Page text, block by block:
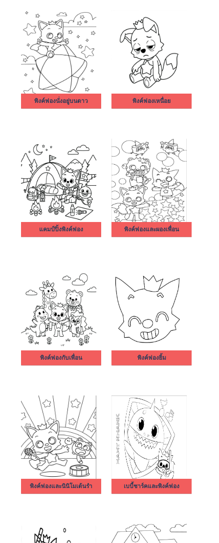
พิงค์ฟองนั่งอยู่บนดาว พิงค์ฟองเหนื่อย
แคมป์ปิ้งพิงค์ฟอง พิงค์ฟองและผองเพื่อน
พิงค์ฟองกับเพื่อน พิงค์ฟองยิ้ม
พิงค์ฟองและนินิโมเต้นรำ เบบี้ชาร์คและพิงค์ฟอง